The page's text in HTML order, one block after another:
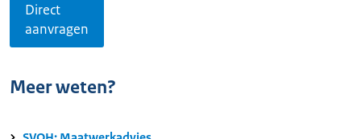
Direct
aanvragen
Meer weten?